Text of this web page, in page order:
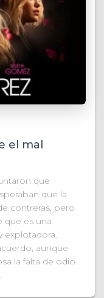
el mal
que
que la
contreras, pero
que es una
explotadora.
aunque
la falta de odio